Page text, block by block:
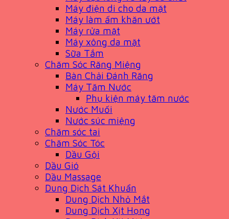
Máy điện di cho da mặt
Máy làm ấm khăn ướt
Máy rửa mặt
Máy xông da mặt
Sữa Tắm
Chăm Sóc Răng Miệng
Bàn Chải Đánh Răng
Máy Tăm Nước
Phụ kiện máy tăm nước
Nước Muối
Nước súc miệng
Chăm sóc tai
Chăm Sóc Tóc
Dầu Gội
Dầu Gió
Dầu Massage
Dung Dịch Sát Khuẩn
Dung Dịch Nhỏ Mắt
Dung Dịch Xịt Họng